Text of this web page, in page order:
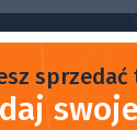
sprzedać